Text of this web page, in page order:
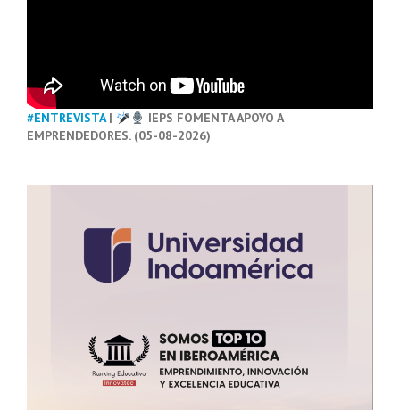
#ENTREVISTA|
IEPS FOMENTA APOYO A
EMPRENDEDORES. (05-08-2026)